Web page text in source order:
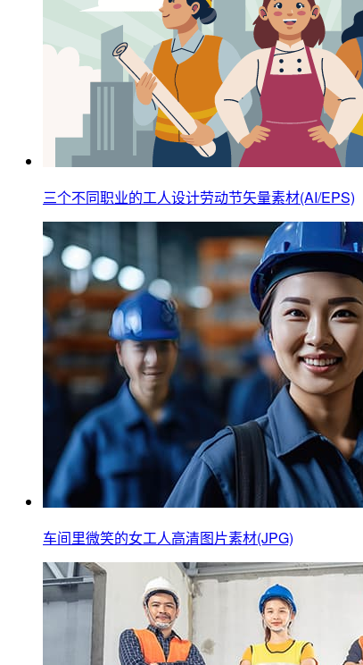
三个不同职业的工人设计劳动节矢量素材(AI/EPS)
车间里微笑的女工人高清图片素材(JPG)